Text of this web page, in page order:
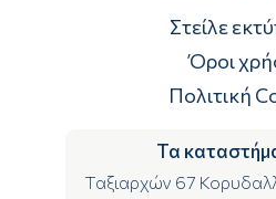
Τρόποι
Στείλε
Όροι
Πολιτική
Τα
Ταξιαρχών 67